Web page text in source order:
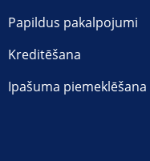
Papildus pakalpojumi
Kreditēšana
Ipašuma piemeklēšana